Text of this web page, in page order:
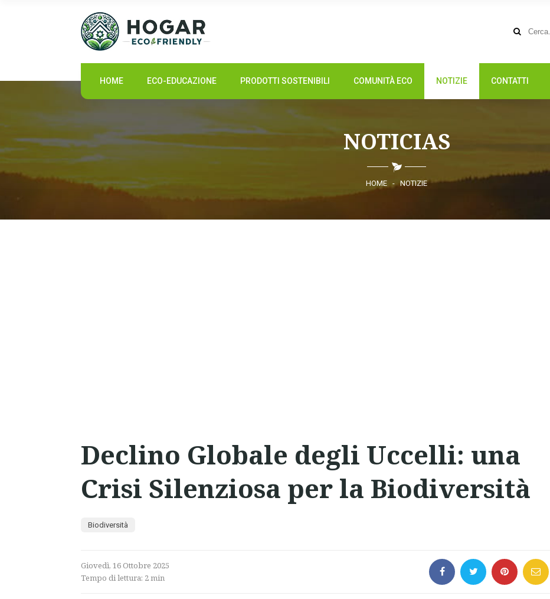
HOME ECO-EDUCAZIONE PRODOTTI SOSTENIBILI COMUNITÀ ECO NOTIZIE CONTATTI
COMUNITÀ ECO NOTICIAS
HOME - NOTIZIE
Declino Globale degli Uccelli: una
Crisi Silenziosa per la Biodiversità
Biodiversità
Giovedì, 16 Ottobre 2025
Tempo di lettura: 2min